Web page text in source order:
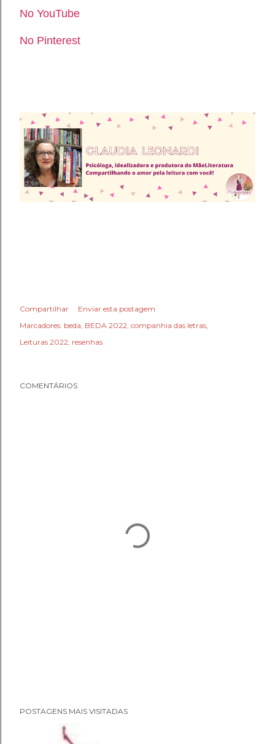
No YouTube
No Pinterest
Compartilhar
Enviar esta postagem
Marcadores: beda BEDA 2022 companhia das letras
Leituras 2022 resenhas
COMENTÁRIOS
POSTAGENS MAIS VISITADAS